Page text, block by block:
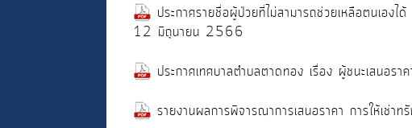
ประกาศรายชื่อผู้ป่วยที่ไม่สามารถช่วยเหลือตนเอง
12 มิถุนายน 2566
ประกาศเทศบาลตำบลตาดทอง เรื่อง ผู้ชนะเสนอรา
รายงานผลการพิจารณาการเสนอราคา การให้เช่า